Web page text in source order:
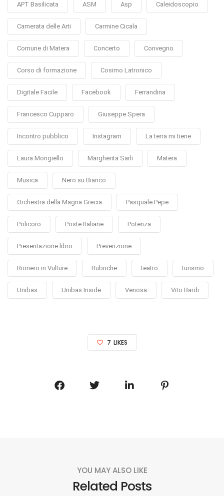
APT Basilicata ASM Asp Caleidoscopio
Camerata delle Arti Carmine Cicala
Comune di Matera Concerto Convegno
Corso di formazione Cosimo Latronico
Digitale Facile Facebook Ferrandina
Francesco Cupparo Giuseppe Spera
Incontro pubblico Instagram La terra mi tiene
Laura Mongiello Margherita Sarli Matera
Musica Nero su Bianco
Orchestra della Magna Grecia Pasquale Pepe
Policoro Poste Italiane Potenza
Presentazione libro Prevenzione
Rionero in Vulture Rubriche teatro turismo
Unibas Unibas Inside Venosa Vito Bardi
7 LIKES
YOU MAY ALSO LIKE
Related Posts